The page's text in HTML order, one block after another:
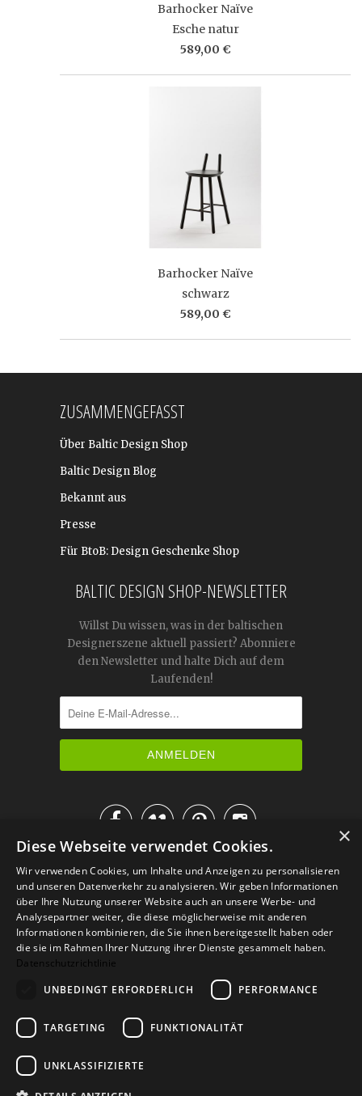
Barhocker Naïve
Esche natur
589,00 €
Barhocker Naïve
schwarz
589,00 €
ZUSAMMENGEFASST
Über Baltic Design Shop
Baltic Design Blog
Bekannt aus
Presse
Für BtoB: Design Geschenke Shop
BALTIC DESIGN SHOP-NEWSLETTER
Willst Du wissen, was in der baltischen
Designerszene aktuell passiert? Abonniere
den Newsletter und halte Dich auf dem
Laufenden!

IM KATALOG BLÄTTERN
Versand Zahlarten
Retoure
Widerrufsformular
×
Diese Webseite verwendet Cookies.
Wir verwenden Cookies, um Inhalte und Anzeigen zu personalisieren
und unseren Datenverkehr zu analysieren. Wir geben Informationen
über Ihre Nutzung unserer Website auch an unsere Werbe- und
Analysepartner weiter, die diese möglicherweise mit anderen
Informationen kombinieren, die Sie ihnen bereitgestellt haben oder
die sie im Rahmen Ihrer Nutzung ihrer Dienste gesammelt haben.
Datenschutzrichtlinie
UNBEDINGT ERFORDERLICH
PERFORMANCE
TARGETING FUNKTIONALITÄT
UNKLASSIFIZIERTE